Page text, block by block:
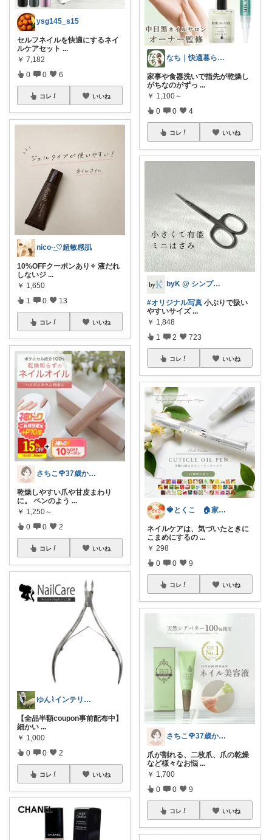
ysg145_s15
セルフネイルを快適にするネイ
ルケアセット ...
￥ 7,182
0 0 6
コレ いいね
nico·͜·♡超敏感肌
10%OFFクーポンあり✧ 液だれ
しないジ ...
￥ 1,650
1 0 13
コレ いいね
さちこ🌹37歳からの美容とからだ
乾燥しやすい爪や甘皮まわり
に。 ペンのよう ...
￥ 1,250～
0 0 2
コレ いいね
ゆん⌇インテリアと生活雑貨がメイン🧸
【全品半額coupon事前配布中】
細かい ...
￥ 1,000
0 0 2
コレ いいね
なち｜快適暮らし＆アンチエイジング✨
家事や食器洗いで指先が乾燥し
がちなのがずっ ...
￥ 1,100～
0 0 4
コレ いいね
byK @ シンプル好き
#オリジナル写真 小ぶりで扱い
やすいサイズ ...
￥ 1,848
1 2 723
コレ いいね
🍓とくこ 🏠家族4人愛用品🍓
ネイルケアは、気づいたときに
こまめにするの ...
￥ 298
0 0 9
コレ いいね
さちこ🌹37歳からの美容とからだ
爪が割れる、二枚爪、爪の乾燥
など様々なお悩 ...
￥ 1,700
0 0 9
コレ いいね